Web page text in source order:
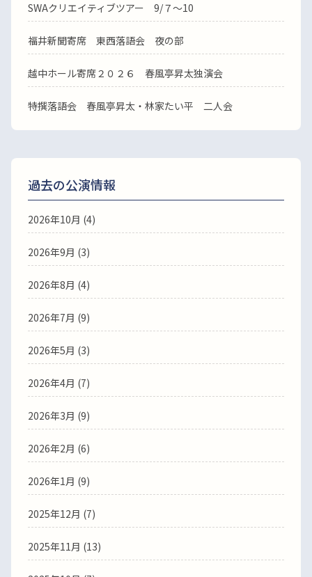
SWAクリエイティブツアー 9/７～10
福井新聞寄席 東西落語会 夜の部
越中ホール寄席２０２６ 春風亭昇太独演会
特撰落語会 春風亭昇太・林家たい平 二人会
過去の公演情報
2026年10月 (4)
2026年9月 (3)
2026年8月 (4)
2026年7月 (9)
2026年5月 (3)
2026年4月 (7)
2026年3月 (9)
2026年2月 (6)
2026年1月 (9)
2025年12月 (7)
2025年11月 (13)